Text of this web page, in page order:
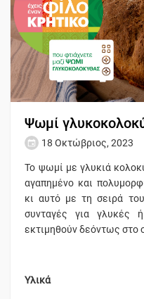
Ψωμί
18 Οκτώβριος, 2023
Το ψωμί με γλυκιά
αγαπημένο και
κι αυτό με τη σειρά
συνταγές για γλυκές
εκτιμηθούν δεόντως στο
Υλικά